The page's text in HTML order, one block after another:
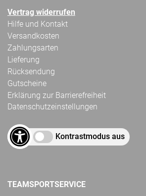
Vertrag widerrufen
Hilfe und Kontakt
Versandkosten
Zahlungsarten
Lieferung
Rücksendung
Gutscheine
Erklärung zur Barrierefreiheit
Datenschutzeinstellungen
Kontrastmodus aus
TEAMSPORTSERVICE